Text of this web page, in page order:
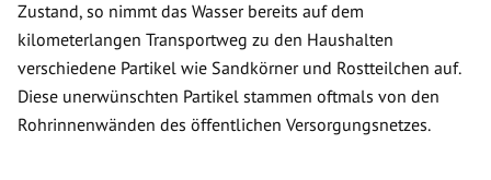
Zustand, so nimmt das Wasser bereits auf dem
kilometerlangen Transportweg zu den Haushalten
verschiedene Partikel wie Sandkörner und Rostteilchen auf.
Diese unerwünschten Partikel stammen oftmals von den
Rohrinnenwänden des öffentlichen Versorgungsnetzes.